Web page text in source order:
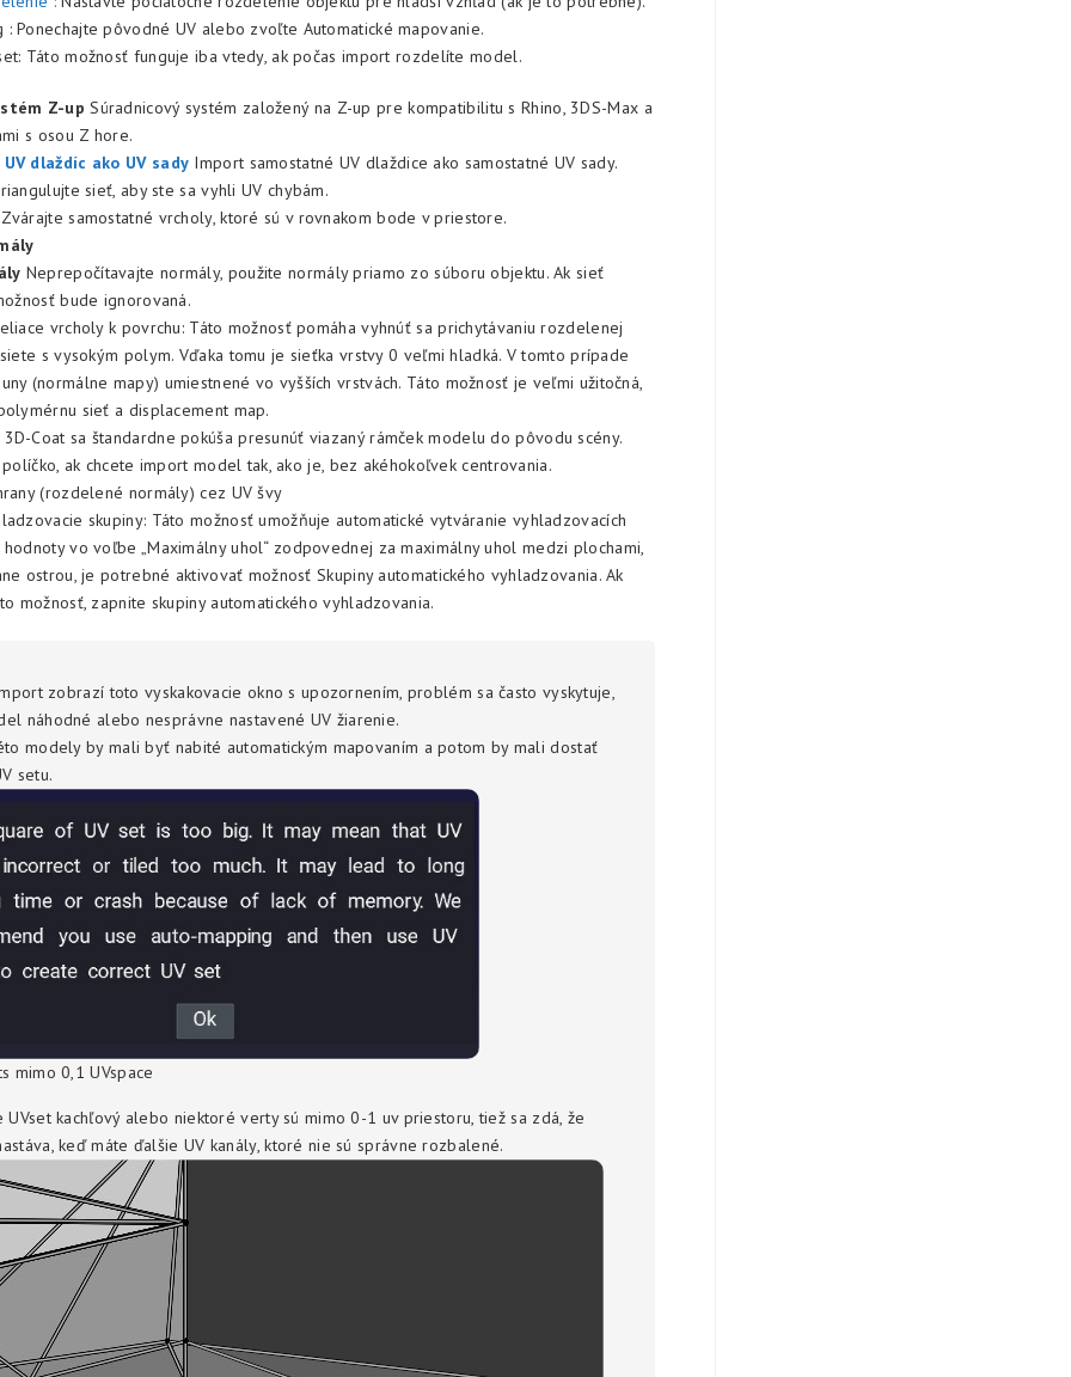
: Ponechajte pôvodné UV alebo zvoľte Automatické mapovanie.
Táto možnosť funguje iba vtedy, ak počas import rozdelíte model.
Z-up Súradnicový systém založený na Z-up pre kompatibilitu s Rhino, 3DS-Max a
s osou Z hore.
dlaždíc ako UV sady Import samostatné UV dlaždice ako samostatné UV sady.
sieť, aby ste sa vyhli UV chybám.
samostatné vrcholy, ktoré sú v rovnakom bode v priestore.
Neprepočítavajte normály, použite normály priamo zo súboru objektu. Ak sieť
bude ignorovaná.
vrcholy k povrchu: Táto možnosť pomáha vyhnúť sa prichytávaniu rozdelenej
s vysokým polym. Vďaka tomu je sieťka vrstvy 0 veľmi hladká. V tomto prípade
(normálne mapy) umiestnené vo vyšších vrstvách. Táto možnosť je veľmi užitočná,
sieť a displacement map.
Coat sa štandardne pokúša presunúť viazaný rámček modelu do pôvodu scény.
ak chcete import model tak, ako je, bez akéhokoľvek centrovania.
(rozdelené normály) cez UV švy
skupiny: Táto možnosť umožňuje automatické vytváranie vyhladzovacích
hodnoty vo voľbe „Maximálny uhol“ zodpovednej za maximálny uhol medzi plochami,
ostrou, je potrebné aktivovať možnosť Skupiny automatického vyhladzovania. Ak
možnosť, zapnite skupiny automatického vyhladzovania.
zobrazí toto vyskakovacie okno s upozornením, problém sa často vyskytuje,
náhodné alebo nesprávne nastavené UV žiarenie.
modely by mali byť nabité automatickým mapovaním a potom by mali dostať
setu.
mimo 0,1 UVspace
UVset kachľový alebo niektoré verty sú mimo 0-1 uv priestoru, tiež sa zdá, že
keď máte ďalšie UV kanály, ktoré nie sú správne rozbalené.